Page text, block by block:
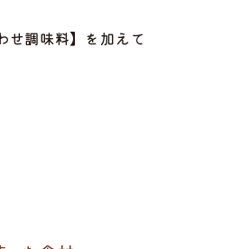
せ調味料】を加えて